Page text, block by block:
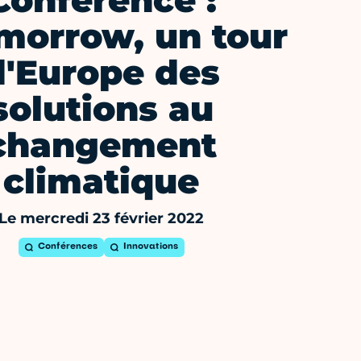
un tour
des
au
climatique
mercredi 23 février 2022
Conférences Innovations